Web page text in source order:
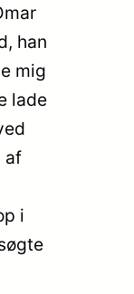
han
mig
lade
af
i